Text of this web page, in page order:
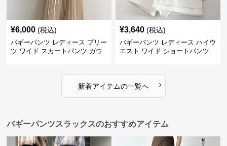
¥6,000 (税込)
バギーパンツ レディース プリー
ツ ワイド スカートパンツ ガウ
¥3,640 (税込)
バギーパンツ レディース ハイウ
エスト ワイド ショートパンツ
新着アイテムの一覧へ ›
バギーパンツスラックスのおすすめアイテム